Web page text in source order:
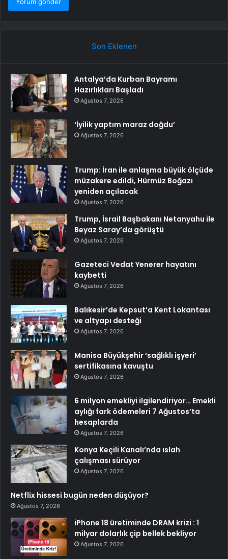
Son Eklenen
Antalya’da Kurban Bayramı
Hazırlıkları Başladı
Ağustos 7, 2026
‘İyilik yaptım maraz doğdu’
Ağustos 7, 2026
Trump: İran ile anlaşma büyük ölçüde
müzakere edildi, Hürmüz Boğazı
yeniden açılacak
Ağustos 7, 2026
Trump, İsrail Başbakanı Netanyahu ile
Beyaz Saray’da görüştü
Ağustos 7, 2026
Gazeteci Vedat Yenerer hayatını
kaybetti
Ağustos 7, 2026
Balıkesir’de Kepsut’a Kent Lokantası
ve altyapı desteği
Ağustos 7, 2026
Manisa Büyükşehir ‘sağlıklı işyeri’
sertifikasına kavuştu
Ağustos 7, 2026
6 milyon emekliyi ilgilendiriyor… Emekli
aylığı fark ödemeleri 7 Ağustos’ta
hesaplarda
Ağustos 7, 2026
Konya Keçili Kanalı’nda ıslah
çalışması sürüyor
Ağustos 7, 2026
Netflix hissesi bugün neden düşüyor?
Ağustos 7, 2026
iPhone 18 üretiminde DRAM krizi : 1
milyar dolarlık çip bellek bekliyor
Ağustos 7, 2026